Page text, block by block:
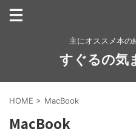
主にオススメ本の
すぐるの気
HOME > MacBook
MacBook